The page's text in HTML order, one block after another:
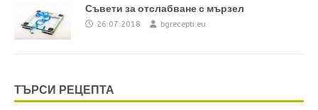
Съвети за отслабване с мързел
26.07.2018 bgrecepti.eu
ТЪРСИ РЕЦЕПТА